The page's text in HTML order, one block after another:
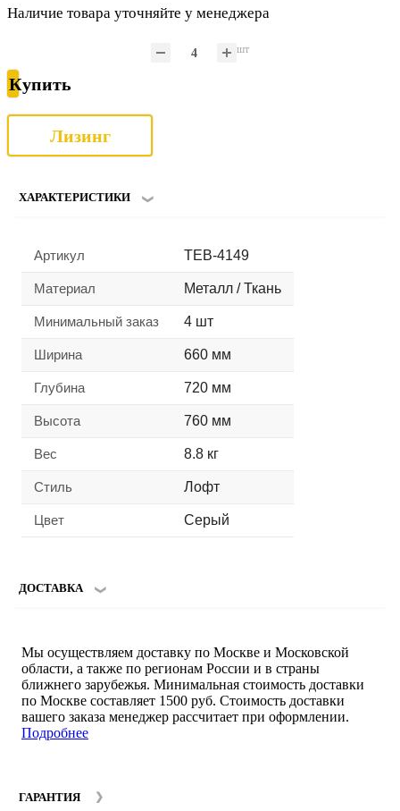
Наличие товара уточняйте у менеджера
шт
Купить
Лизинг
ХАРАКТЕРИСТИКИ
Артикул TEB-4149
Материал Металл / Ткань
Минимальный заказ 4 шт
Ширина 660 мм
Глубина 720 мм
Высота 760 мм
Вес 8.8 кг
Стиль Лофт
Цвет Серый
ДОСТАВКА
Мы осуществляем доставку по Москве и Московской
области, а также по регионам России и в страны
ближнего зарубежья. Минимальная стоимость доставки
по Москве составляет 1500 руб. Стоимость доставки
вашего заказа менеджер рассчитает при оформлении.
Подробнее
ГАРАНТИЯ